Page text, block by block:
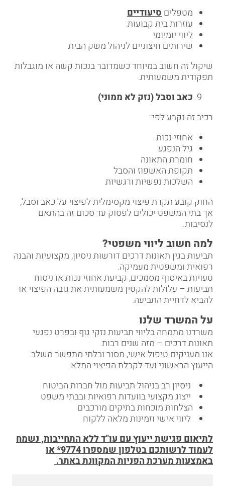
מטפליםסיעודיים
עוזרות בית קבועות
ליווי יומיומי
שירותים חיצוניים לניהול משק הבית
שיקול זה חשוב במיוחד כשמדובר בנכות קשה או מוגבלות
תפקודית משמעותית.
כאב וסבל (נזק לא ממוני)
רכיב זה נקבע לפי:
אחוזי נכות
גיל הנפגע
חומרת התאונה
תקופת האשפוז והסבל
השלכות נפשיות ורגשיות
החוק קובע תקרת פיצוי מקסימלית לפיצוי על כאב וסבל,
אך בתי המשפט יכולים לפסוק עד סכום זה בהתאם
לנסיבות.
למה חשוב ליווי משפטי?
תביעות בגין תאונות דרכים דורשות ניסיון, מקצועיות והבנה
רפואית ומשפטית מעמיקה.
טעויות באיסוף מסמכים, קביעת אחוזי נכות או ניסוח
תביעות – עלולות להקטין משמעותית את גובה הפיצוי או
להביא לדחיית התביעה.
על המשרד שלנו
משרדנו מתמחה בליווי תביעות נזקי גוף ובפרט נפגעי
תאונות דרכים – מזה שנים רבות.
אנו מעניקים טיפול אישי, מסור ובלתי מתפשר משלב
הייעוץ הראשוני ועד לקבלת הפיצוי המלא.
ניסיון רב בניהול תביעות מול חברות הביטוח
ייצוג מקצועי בוועדות רפואיות ובבתי משפט
הצלחות מוכחות בתיקים מורכבים
ליווי אישי וזמינות מלאה ללקוח
לתיאום פגישת ייעוץ עם עו"ד ללא התחייבות, נשמח
לעמוד לרשותכם בטלפון שמספרו 9774* או
באמצעות מערכת הפניות המקוונת באתר.